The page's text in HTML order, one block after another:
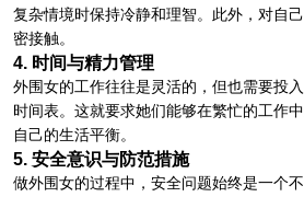
复杂情境时保持冷静和理智。此外，对自
密接触。
4. 时间与精力管理
外围女的工作往往是灵活的，但也需要投
时间表。这就要求她们能够在繁忙的工作
自己的生活平衡。
5. 安全意识与防范措施
做外围女的过程中，安全问题始终是一个